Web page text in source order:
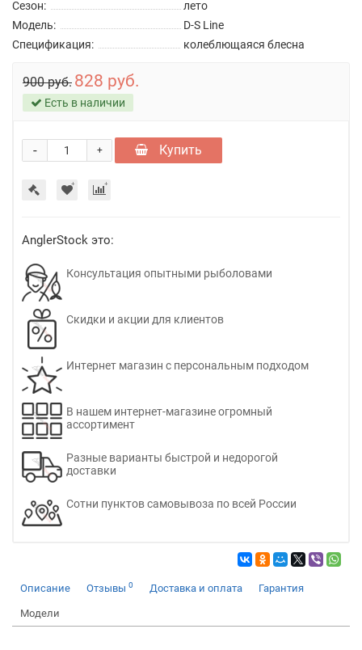
Сезон:
лето
Модель:
D-S Line
Спецификация:
колеблющаяся блесна
900 руб. 828 руб.
Есть в наличии
+
- Купить
AnglerStock это:
Консультация опытными рыболовами
Скидки и акции для клиентов
Интернет магазин с персональным подходом
В нашем интернет-магазине огромный
ассортимент
Разные варианты быстрой и недорогой
доставки
Сотни пунктов самовывоза по всей России
Описание Отзывы 0 Доставка и оплата Гарантия
Модели